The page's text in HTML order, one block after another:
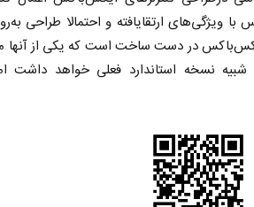
ویژگی‌های ارتقایافته و احتمالا طراحی
ایکس‌باکس در دست ساخت است که یکی از آنها
نسخه‌‌ استاندارد فعلی خواهد داشت